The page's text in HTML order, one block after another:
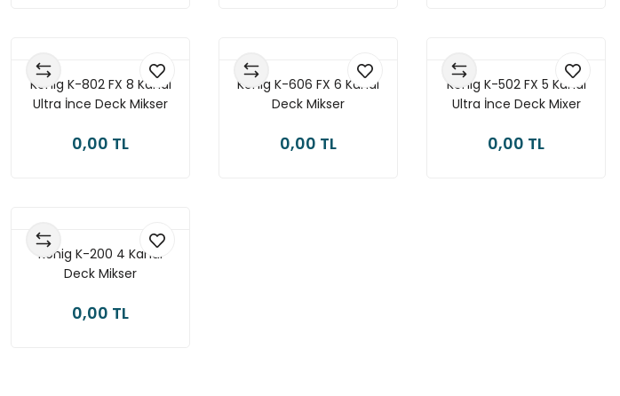
König K-802 FX 8 Kanal
Ultra İnce Deck Mikser
0,00 TL
König K-606 FX 6 Kanal
Deck Mikser
0,00 TL
König K-502 FX 5 Kanal
Ultra İnce Deck Mixer
0,00 TL
König K-200 4 Kanal
Deck Mikser
0,00 TL